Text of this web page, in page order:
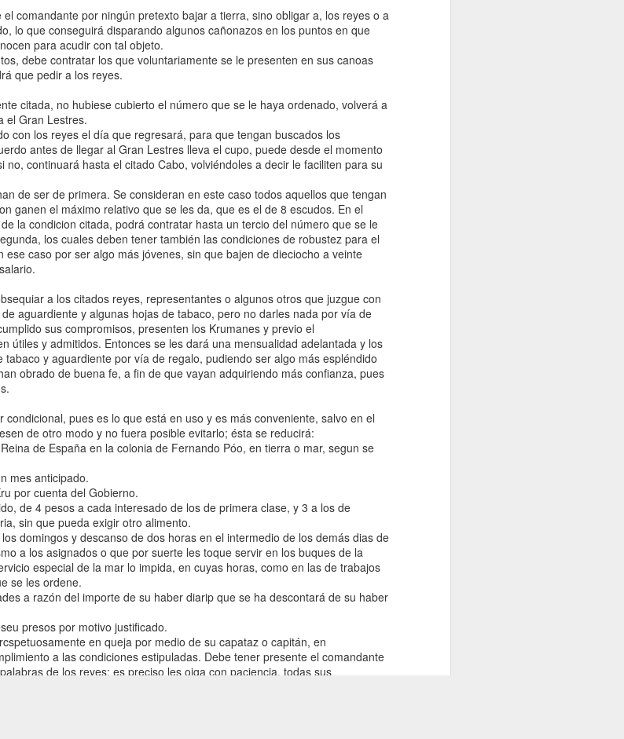
comandante por ningún pretexto bajar a tierra, sino obligar a, los reyes o a
lo que conseguirá disparando algunos cañonazos en los puntos en que
para acudir con tal objeto.
debe contratar los que voluntariamente se le presenten en sus canoas
que pedir a los reyes.
citada, no hubiese cubierto el número que se le haya ordenado, volverá a
el Gran Lestres.
con los reyes el día que regresará, para que tengan buscados los
antes de llegar al Gran Lestres lleva el cupo, puede desde el momento
no, continuará hasta el citado Cabo, volviéndoles a decir le faciliten para su
de ser de primera. Se consideran en este caso todos aquellos que tengan
ganen el máximo relativo que se les da, que es el de 8 escudos. En el
la condicion citada, podrá contratar hasta un tercio del número que se le
los cuales deben tener también las condiciones de robustez para el
caso por ser algo más jóvenes, sin que bajen de dieciocho a veinte
a los citados reyes, representantes o algunos otros que juzgue con
aguardiente y algunas hojas de tabaco, pero no darles nada por vía de
sus compromisos, presenten los Krumanes y previo el
útiles y admitidos. Entonces se les dará una mensualidad adelantada y los
y aguardiente por vía de regalo, pudiendo ser algo más espléndido
obrado de buena fe, a fin de que vayan adquiriendo más confianza, pues
pues es lo que está en uso y es más conveniente, salvo en el
de otro modo y no fuera posible evitarlo; ésta se reducirá:
de España en la colonia de Fernando Póo, en tierra o mar, segun se
mes anticipado.
por cuenta del Gobierno.
de 4 pesos a cada interesado de los de primera clase, y 3 a los de
sin que pueda exigir otro alimento.
domingos y descanso de dos horas en el intermedio de los demás dias de
a los asignados o que por suerte les toque servir en los buques de la
especial de la mar lo impida, en cuyas horas, como en las de trabajos
se les ordene.
a razón del importe de su haber diarip que se ha descontará de su haber
presos por motivo justificado.
en queja por medio de su capataz o capitán, en
a las condiciones estipuladas. Debe tener presente el comandante
de los reyes; es preciso les oiga con paciencia, todas sus
on
Enrique
Martino (2017)
“Dash-
peonage: The
contradictions
of debt
bondage in the
colonial
plantations of
Africa, 87(1):
53-78,
doi.org/10.1017
/S0001972016